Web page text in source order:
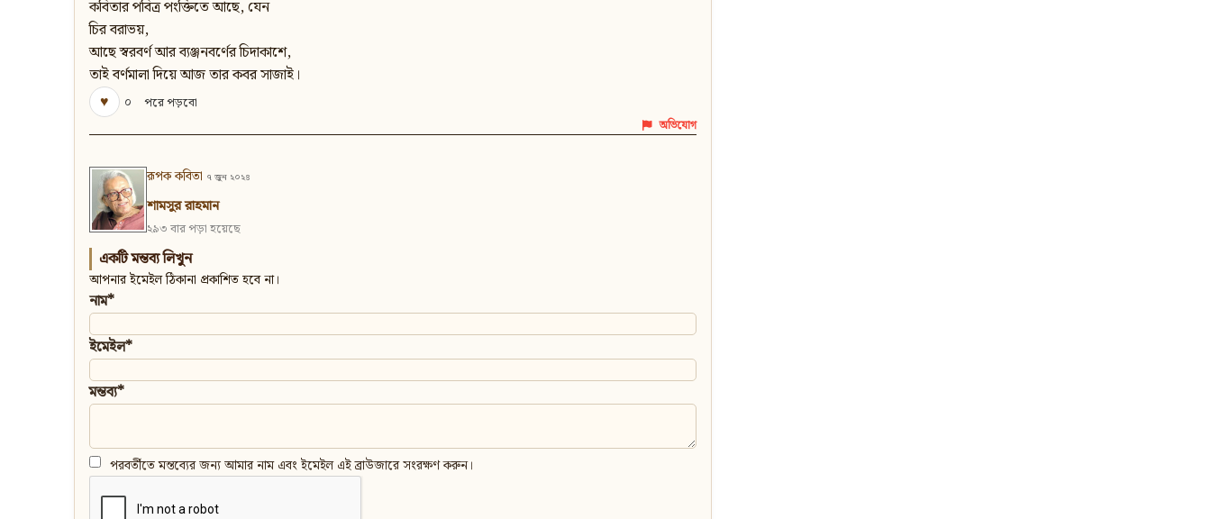
কবিতার পবিত্র পংক্তিতে আছে, যেন
চির বরাভয়,
আছে স্বরবর্ণ আর ব্যঞ্জনবর্ণের চিদাকাশে,
তাই বর্ণমালা দিয়ে আজ তার কবর সাজাই।
♥
০ পরে পড়বো
অভিযোগ
রূপক কবিতা ৭ জুন ২০২৪
শামসুর রাহমান
২৯৩ বার পড়া হয়েছে
একটি মন্তব্য লিখুন
আপনার ইমেইল ঠিকানা প্রকাশিত হবে না।
নাম*
ইমেইল*
মন্তব্য*
পরবর্তীতে মন্তব্যের জন্য আমার নাম এবং ইমেইল এই ব্রাউজারে সংরক্ষণ করুন।